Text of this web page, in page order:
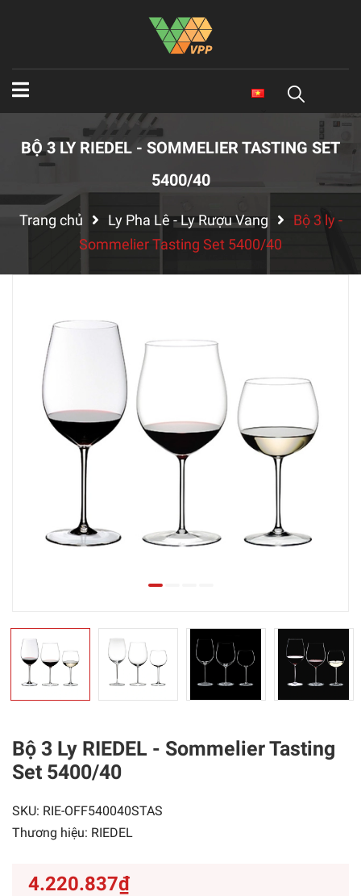
BỘ 3 LY RIEDEL - SOMMELIER TASTING SET
5400/40
Trang chủ Ly Pha Lê - Ly Rượu Vang
Bộ 3 ly -
Sommelier Tasting Set 5400/40
Bộ 3 Ly RIEDEL - Sommelier Tasting
Set 5400/40
SKU: RIE-OFF540040STAS
Thương hiệu: RIEDEL
4.220.837₫